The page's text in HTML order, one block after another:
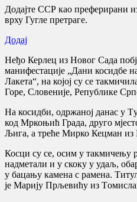
Додајте ССР као преферирани
врху Гугле претраге.
Додај
Неђо Керлец из Новог Сада
манифестације „Дани косидбе
Лакета“, на којој су се
Горе, Словеније, Републике
На косидби, одржаној данас у
код Мркоњић Града, друго
Љига, а треће Мирко Кецман из
Косци су се, осим у такмичењу
надметали и у скоку у удаљ,
у бацању камена с рамена.
је Марију Прљевићу из